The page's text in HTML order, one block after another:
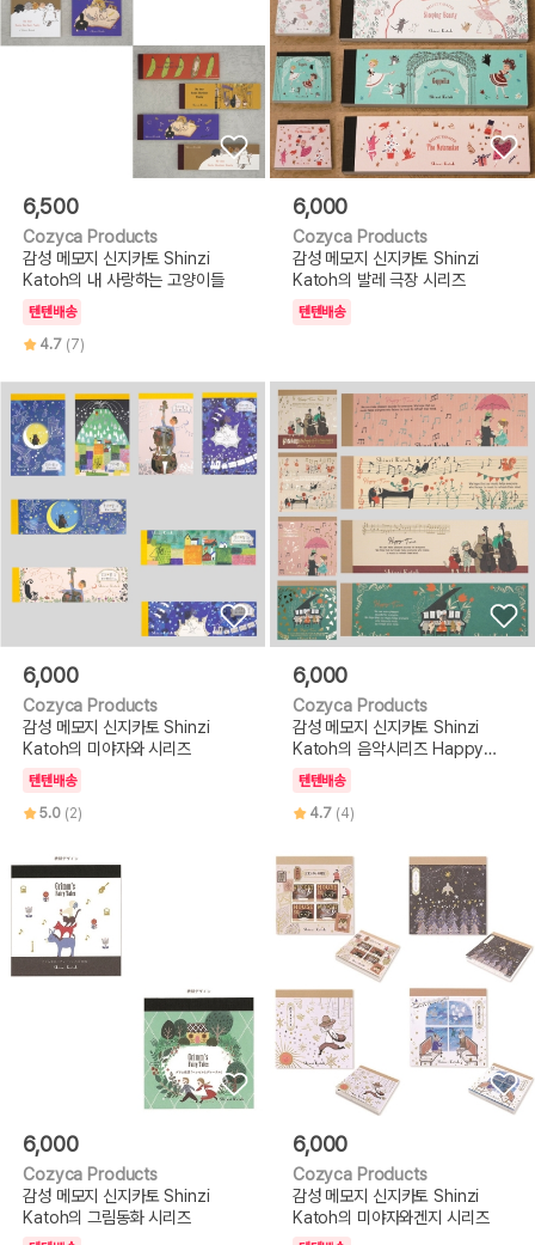
6,500
Cozyca Products
감성 메모지 신지카토 Shinzi
Katoh의 내 사랑하는 고양이들
텐텐배송
4.7 (7)
6,000
Cozyca Products
감성 메모지 신지카토 Shinzi
Katoh의 발레 극장 시리즈
텐텐배송
6,000
Cozyca Products
감성 메모지 신지카토 Shinzi
Katoh의 미야자와 시리즈
텐텐배송
5.0 (2)
6,000
Cozyca Products
감성 메모지 신지카토 Shinzi
Katoh의 음악시리즈 Happy
tone
텐텐배송
4.7 (4)
6,000
Cozyca Products
감성 메모지 신지카토 Shinzi
Katoh의 그림동화 시리즈
6,000
Cozyca Products
감성 메모지 신지카토 Shinzi
Katoh의 미야자와겐지 시리즈